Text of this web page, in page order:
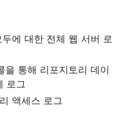
에 대한 전체 웹 서버 로
을 통해 리포지토리 데이
로그
액세스 로그